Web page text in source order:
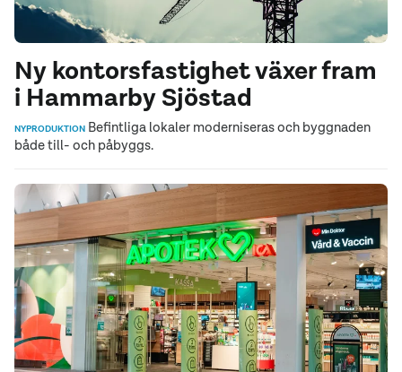
Ny kontorsfastighet växer fram
i Hammarby Sjöstad
NYPRODUKTION Befintliga lokaler moderniseras och byggnaden
både till- och påbyggs.